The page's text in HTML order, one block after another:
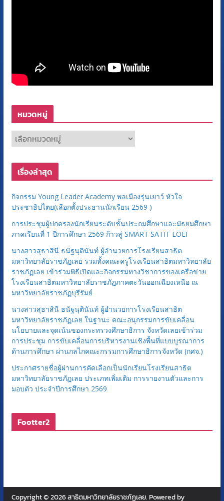
หมวดหมู่
ม
ว
มู่
เรื่องล่าสุด
กิจกรรม Young Leader Academy พลเมืองรุ่นเยาว์ หัวใจ
ประชาธิปไตย(เลือกตั้งประธานนักเรียน 2569 )
การประชุมผู้ปกครองนักเรียนระดับชั้นประถมศึกษาและมัธยมศึกษา
ภาคเรียนที่ 1 ปีการศึกษา 2569 ก้าวสู่ SMART SATIT LOEI
นางสาวสุธาสินี ธนัฐนุตินันท์ ผู้อำนวยการโรงเรียนสาธิต
มหาวิทยาลัยราชภัฏเลย รวมทั้งคณะครูโรงเรียนสาธิตมหาวิทยาลัย
ราชภัฏเลย เข้าร่วมพิธีเปิดและกิจกรรมทางวิชาการของเครือข่าย
โรงเรียนสาธิตมหาวิทยาลัยราชภัฏภาคตะวันออกเฉียงเหนือ ณ
มหาวิทยาลัยราชภัฏบุรีรัมย์
นางสาวสุธาสินี ธนัฐนุตินันท์ ผู้อำนวยการโรงเรียนสาธิต
มหาวิทยาลัยราชภัฏเลย ในฐานะ คณะอนุกรรมการขับเคลื่อน
นโยบายและจุดเน้นของกระทรวงศึกษาธิการ จังหวัดเลยเข้าร่วม
การประชุม การขับเคลื่อนการบริหารงานเชิงพื้นที่แบบบูรณาการ
ด้านการศึกษา ผ่านกลไกคณะกรรมการศึกษาธิการจังหวัด (กศจ.)
ประกาศรายชื่อผู้ผ่านการคัดเลือกเป็นนักเรียนโรงเรียนสาธิต
มหาวิทยาลัยราชภัฏเลย ประเภทเพิ่มเติม การรายงานตัวและการ
มอบตัว ประจำปีการศึกษา 2569
Footter2
Copyright © 2026สาธิตมหาวิทยาลัยราชภัฏเลย. Powered by